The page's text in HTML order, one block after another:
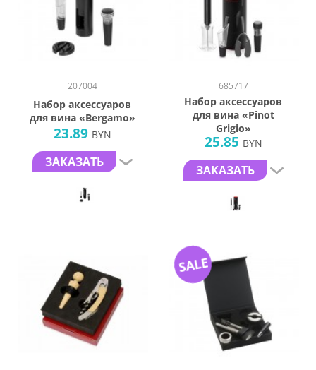
207004
Набор аксессуаров
для вина «Bergamo»
23.89 BYN
ЗАКАЗАТЬ
685717
Набор аксессуаров
для вина «Pinot
Grigio»
25.85 BYN
ЗАКАЗАТЬ
SALE